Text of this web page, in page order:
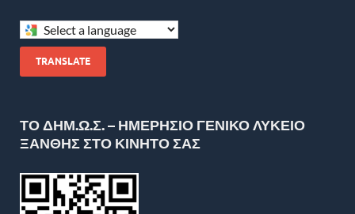
TRANSLATE
ΤΟ ΔΗΜ.Ω.Σ. – ΗΜΕΡΗΣΙΟ ΓΕΝΙΚΟ ΛΥΚΕΙΟ
ΞΑΝΘΗΣ ΣΤΟ ΚΙΝΗΤΌ ΣΑΣ